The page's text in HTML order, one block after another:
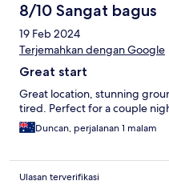
8/10 Sangat bagus
19 Feb 2024
Terjemahkan dengan Google
Great start
Great location, stunning
tired. Perfect for a couple
Duncan, perjalanan 1 malam
Ulasan terverifikasi